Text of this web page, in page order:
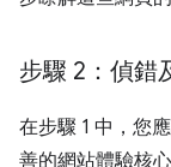
步驟 2：偵錯
在步驟 1 中，您
善的網站體驗核